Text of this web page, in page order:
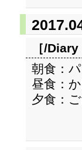
［/Diary
朝食：
昼食：
夕食：